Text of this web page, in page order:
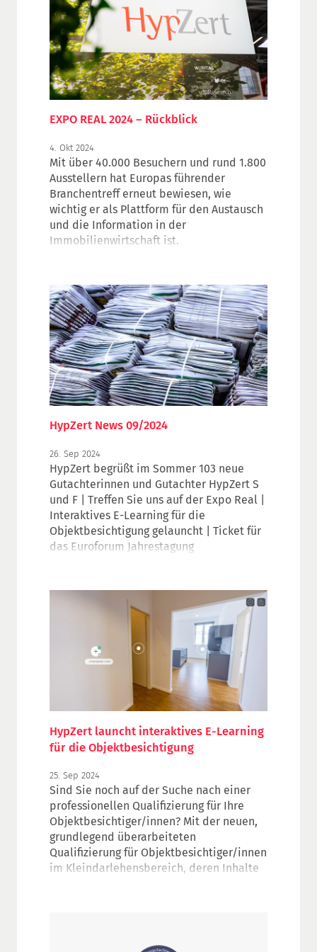
Berücksichtigte Naturgefahren sind​
Überschwemmung​, Sturmflut​, Sturm,
Hagel, Starkregen, Tornado​, Erdbeben​,
Vulkanismus und Tsunami.
EXPO REAL 2024 – Rückblick
4. Okt 2024
Mit über 40.000 Besuchern und rund 1.800
Ausstellern hat Europas führender
Branchentreff erneut bewiesen, wie
wichtig er als Plattform für den Austausch
und die Information in der
Immobilienwirtschaft ist.
HypZert News 09/2024
26. Sep 2024
HypZert begrüßt im Sommer 103 neue
Gutachterinnen und Gutachter HypZert S
und F | Treffen Sie uns auf der Expo Real |
Interaktives E-Learning für die
Objektbesichtigung gelauncht | Ticket für
das Euroforum Jahrestagung
HypZert launcht interaktives E-Learning
für die Objektbesichtigung
25. Sep 2024
Sind Sie noch auf der Suche nach einer
professionellen Qualifizierung für Ihre
Objektbesichtiger/innen? Mit der neuen,
grundlegend überarbeiteten
Qualifizierung für Objektbesichtiger/innen
im Kleindarlehensbereich, deren Inhalte
Rundgang führt die Teilnehmenden durch